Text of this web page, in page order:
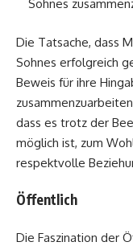
Sohnes
Die Tatsache, dass
Sohnes erfolgreich
Beweis für ihre
dass es trotz der
möglich ist, zum
respektvolle
Öffentlich
Die Faszination der